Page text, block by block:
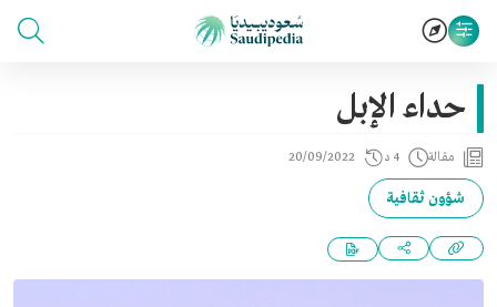
حداء الإبل
مقالة 4 د 20/09/2022
شؤون ثقافية